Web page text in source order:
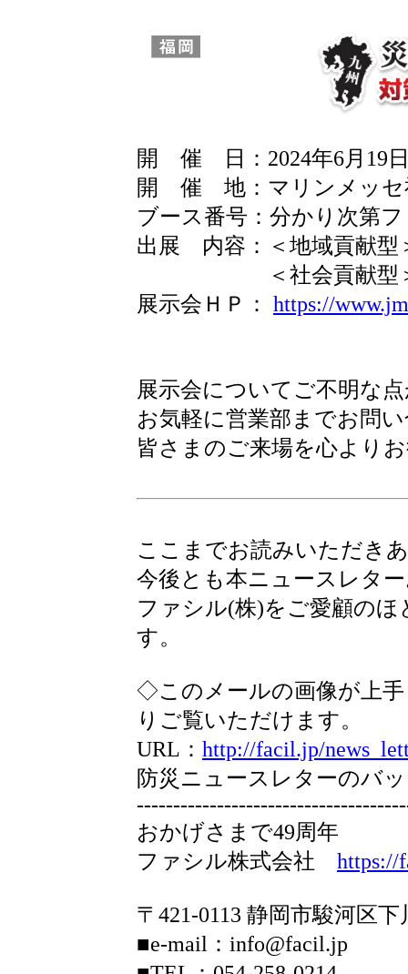
開 催 日：2024年6月19
開 催 地：マリンメッセ
ブース番号：分かり次第
出展 内容：＜地域貢献型
＜社会貢献型＞シ
展示会ＨＰ： https://
展示会についてご不明な
お気軽に営業部までお問
皆さまのご来場を心より
ここまでお読みいただき
今後とも本ニュースレタ
ファシル(株)をご愛顧の
す。
◇このメールの画像が上
りご覧いただけます。
URL： http://facil.jp/
防災ニュースレターのバ
おかげさまで49周年
ファシル株式会社 https://
〒421-0113 静岡市駿河区下
■e-mail：info@facil.jp